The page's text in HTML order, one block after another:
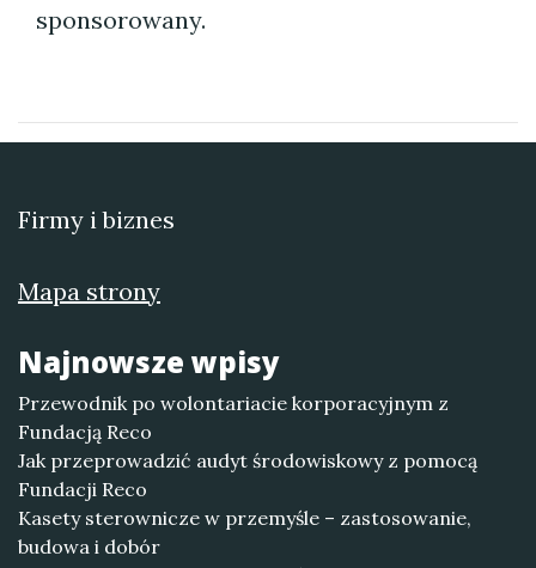
sponsorowany.
Firmy i biznes
Mapa strony
Najnowsze wpisy
Przewodnik po wolontariacie korporacyjnym z
Fundacją Reco
Jak przeprowadzić audyt środowiskowy z pomocą
Fundacji Reco
Kasety sterownicze w przemyśle – zastosowanie,
budowa i dobór